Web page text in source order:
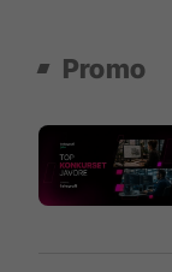
Promo